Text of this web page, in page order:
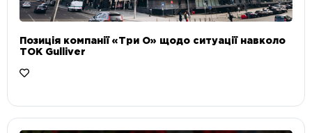
Позиція компанії «Три О» щодо ситуації навколо
ТОК Gulliver